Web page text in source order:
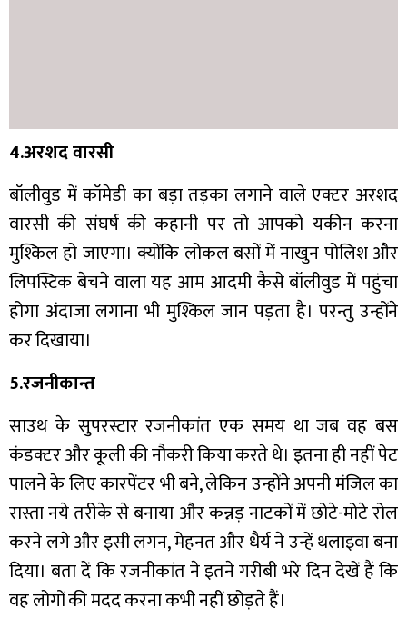
4.अरशद वारसी
बॉलीवुड में कॉमेडी का बड़ा तड़का लगाने वाले एक्टर अरशद
वारसी की संघर्ष की कहानी पर तो आपको यकीन करना
मुश्किल हो जाएगा। क्योंकि लोकल बसों में नाखुन पोलिश और
लिपस्टिक बेचने वाला यह आम आदमी कैसे बॉलीवुड में पहुंचा
होगा अंदाजा लगाना भी मुश्किल जान पड़ता है। परन्तु उन्होंने
कर दिखाया।
5.रजनीकान्त
साउथ के सुपरस्टार रजनीकांत एक समय था जब वह बस
कंडक्टर और कूली की नौकरी किया करते थे। इतना ही नहीं पेट
पालने के लिए कारपेंटर भी बने, लेकिन उन्होंने अपनी मंजिल का
रास्ता नये तरीके से बनाया और कन्नड़ नाटकों में छोटे-मोटे रोल
करने लगे और इसी लगन, मेहनत और धैर्य ने उन्हें थलाइवा बना
दिया। बता दें कि रजनीकांत ने इतने गरीबी भरे दिन देखें हैं कि
वह लोगों की मदद करना कभी नहीं छोड़ते हैं।